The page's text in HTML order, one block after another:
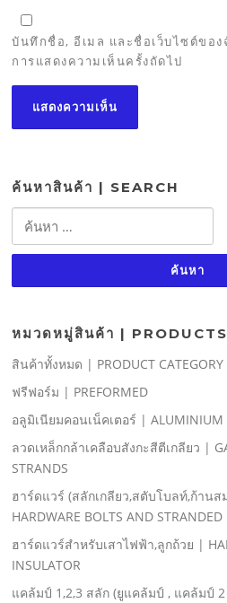
บันทึกชื่อ, อีเมล และชื่อเว็บไซต์ของ
การแสดงความเห็นครั้งถัดไป
ค้นหาสินค้า | SEARCH
ค้นหา
สำหรับ:
หมวดหมู่สินค้า | PRODUCTS
สินค้าทั้งหมด | PRODUCT CATEGORY
ฟรีฟอร์ม | PREFORMED
อลูมิเนียมคอนเน็คเตอร์ | ALUMINIUM
ลวดเหล็กกล้าเคลือบสังกะสีตีเกลียว |
STRANDS
ฮาร์ดแวร์ (สลักเกลียว,สตับโบลท์,ก้าน
HARDWARE BOLTS AND STRANDED
ฮาร์ดแวร์สําหรับเสาไฟฟ้า,ลูกถ้วย |
INSULATOR
แคล้มป์ 1,2,3 สลัก (ยูแคล้มป์ , แคล้มป์